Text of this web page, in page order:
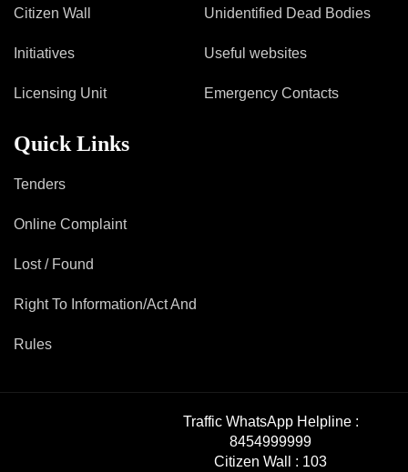
Citizen Wall
Initiatives
Licensing Unit
Unidentified Dead Bodies
Useful websites
Emergency Contacts
Quick Links
Tenders
Online Complaint
Lost / Found
Right To Information/Act And
Rules
Traffic WhatsApp Helpline :
8454999999
Citizen Wall : 103